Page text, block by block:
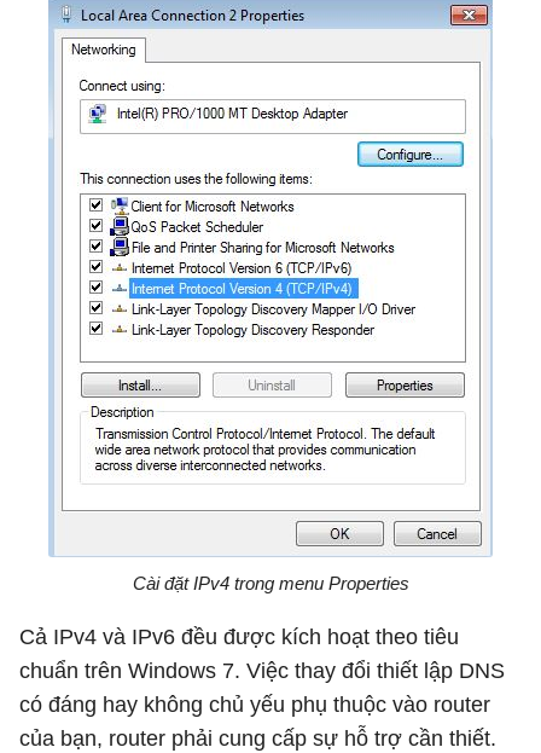
Cài đặt IPv4 trong menu Properties
Cả IPv4 và IPv6 đều được kích hoạt theo tiêu
chuẩn trên Windows 7. Việc thay đổi thiết lập DNS
có đáng hay không chủ yếu phụ thuộc vào router
của bạn, router phải cung cấp sự hỗ trợ cần thiết.